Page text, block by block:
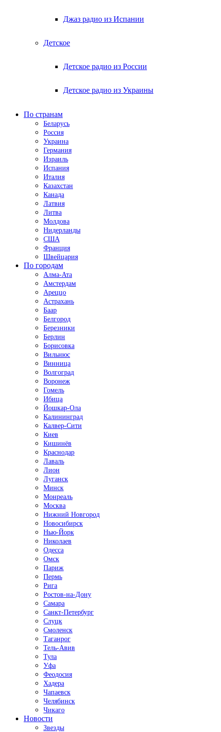
Джаз радио из Испании
Детское
Детское радио из России
Детское радио из Украины
По странам
Беларусь
Россия
Украина
Германия
Израиль
Испания
Италия
Казахстан
Канада
Латвия
Литва
Молдова
Нидерланды
США
Франция
Швейцария
По городам
Алма-Ата
Амстердам
Ареццо
Астрахань
Баар
Белгород
Березники
Берлин
Борисовка
Вильнюс
Винница
Волгоград
Воронеж
Гомель
Ибица
Йошкар-Ола
Калининград
Калвер-Сити
Киев
Кишинёв
Краснодар
Лаваль
Лион
Луганск
Минск
Монреаль
Москва
Нижний Новгород
Новосибирск
Нью-Йорк
Николаев
Одесса
Омск
Париж
Пермь
Рига
Ростов-на-Дону
Самара
Санкт-Петербург
Слуцк
Смоленск
Таганрог
Тель-Авив
Тула
Уфа
Феодосия
Хадера
Чапаевск
Челябинск
Чикаго
Новости
Звезды